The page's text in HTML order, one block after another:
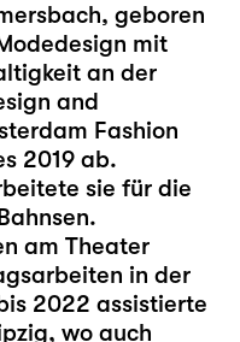
geboren
mit
an der
and
Fashion
2019 ab.
sie für die
am Theater
in der
2022 assistierte
wo auch